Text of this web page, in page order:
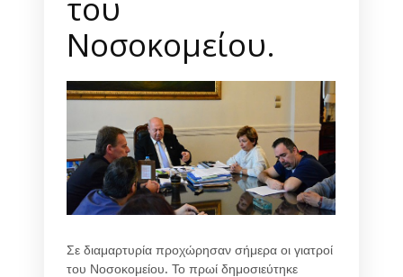
Νοσοκομείου.
Σε διαμαρτυρία προχώρησαν σήμερα οι γιατροί
του Νοσοκομείου. Το πρωί δημοσιεύτηκε